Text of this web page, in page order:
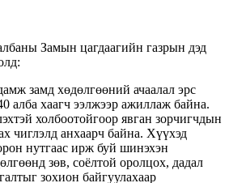
Замын цагдаагийн газрын дэд
замд хөдөлгөөний ачаалал эрс
алба хаагч ээлжээр ажиллаж байна.
холбоотойгоор явган зорчигчдын
чиглэлд анхаарч байна. Хүүхэд
нутгаас ирж буй шинэхэн
зөв, соёлтой оролцох, дадал
зохион байгуулахаар